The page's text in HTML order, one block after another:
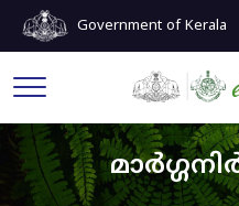
Government of Kerala